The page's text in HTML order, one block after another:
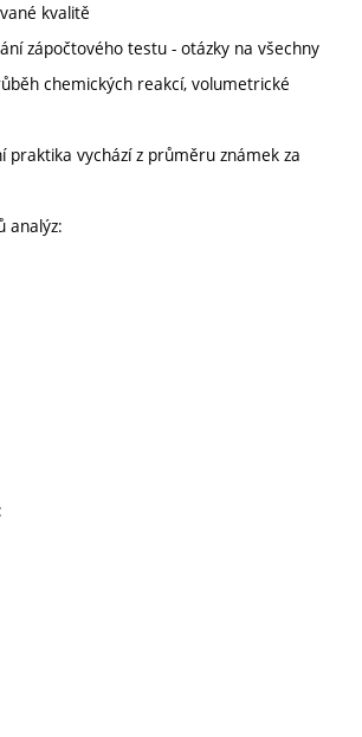
kvalitě
zápočtového testu - otázky na všechny
chemických reakcí, volumetrické
praktika vychází z průměru známek za
analýz: